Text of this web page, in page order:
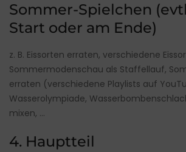
Sommer-Spielchen
Start oder am Ende)
z. B. Eissorten erraten, verschiedene
Sommermodenschau als Staffellauf,
erraten (verschiedene Playlists auf
Wasserolympiade,
mixen, …
4. Hauptteil